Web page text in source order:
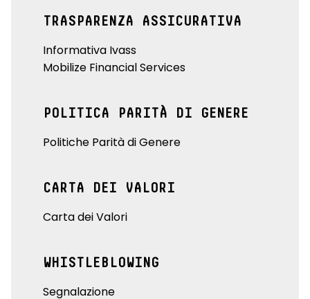
TRASPARENZA ASSICURATIVA
Informativa Ivass
Mobilize Financial Services
POLITICA PARITÀ DI GENERE
Politiche Parità di Genere
CARTA DEI VALORI
Carta dei Valori
WHISTLEBLOWING
Segnalazione